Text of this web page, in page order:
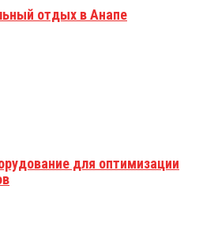
отдых в Анапе
для оптимизации